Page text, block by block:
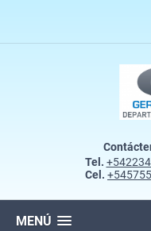
Tel.
Cel.
MENÚ